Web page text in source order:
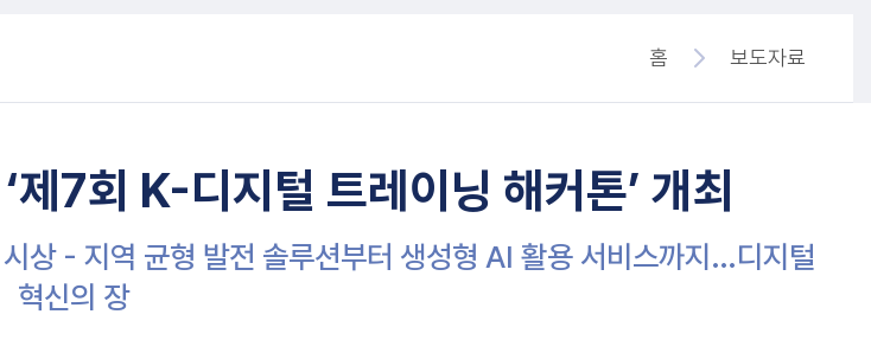
홈 보도자료
7회 K-디지털 트레이닝 해커톤’ 개최
상 - 지역 균형 발전 솔루션부터 생성형 AI 활용 서비스까지…디지털
혁신의 장